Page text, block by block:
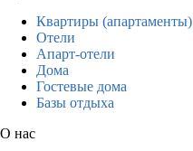
Квартиры (апартаменты)
Отели
Апарт-отели
Дома
Гостевые дома
Базы отдыха
О нас